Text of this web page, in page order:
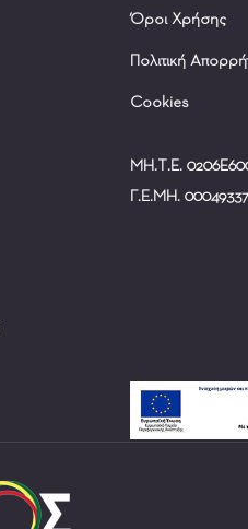
Όροι Χρήσης
Πολιτική
Cookies
ΜΗ.Τ.Ε.
Γ.Ε.ΜΗ.